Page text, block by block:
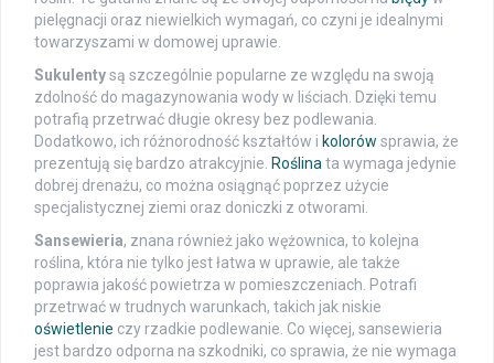
pielęgnacji oraz niewielkich wymagań, co czyni je idealnymi
towarzyszami w domowej uprawie.
Sukulentysą szczególnie popularne ze względu na swoją
zdolność do magazynowania wody w liściach. Dzięki temu
potrafią przetrwać długie okresy bez podlewania.
Dodatkowo, ich różnorodność kształtów i kolorów sprawia, że
prezentują się bardzo atrakcyjnie. Roślinata wymaga jedynie
dobrej drenażu, co można osiągnąć poprzez użycie
specjalistycznej ziemi oraz doniczki z otworami.
Sansewieria, znana również jako wężownica, to kolejna
roślina, która nie tylko jest łatwa w uprawie, ale także
poprawia jakość powietrza w pomieszczeniach. Potrafi
przetrwać w trudnych warunkach, takich jak niskie
oświetlenie czy rzadkie podlewanie. Co więcej, sansewieria
jest bardzo odporna na szkodniki, co sprawia, że nie wymaga